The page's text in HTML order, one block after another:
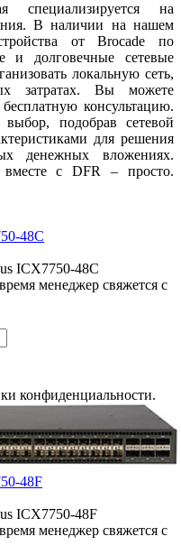
на
В наличии на нашем
от Brocade по
и долговечные сетевые
локальную сеть,
затратах. Вы можете
консультацию.
подобрав сетевой
для решения
денежных вложениях.
вместе с DFR – просто.
48C
ICX7750-48C
менеджер свяжется с
конфиденциальности.
48F
ICX7750-48F
менеджер свяжется с